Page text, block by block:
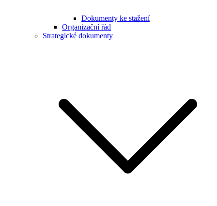
Dokumenty ke stažení
Organizační řád
Strategické dokumenty